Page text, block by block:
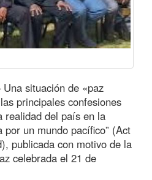
situación de «paz
principales confesiones
realidad del país en la
por un mundo pacífico” (Act
publicada con motivo de la
celebrada el 21 de